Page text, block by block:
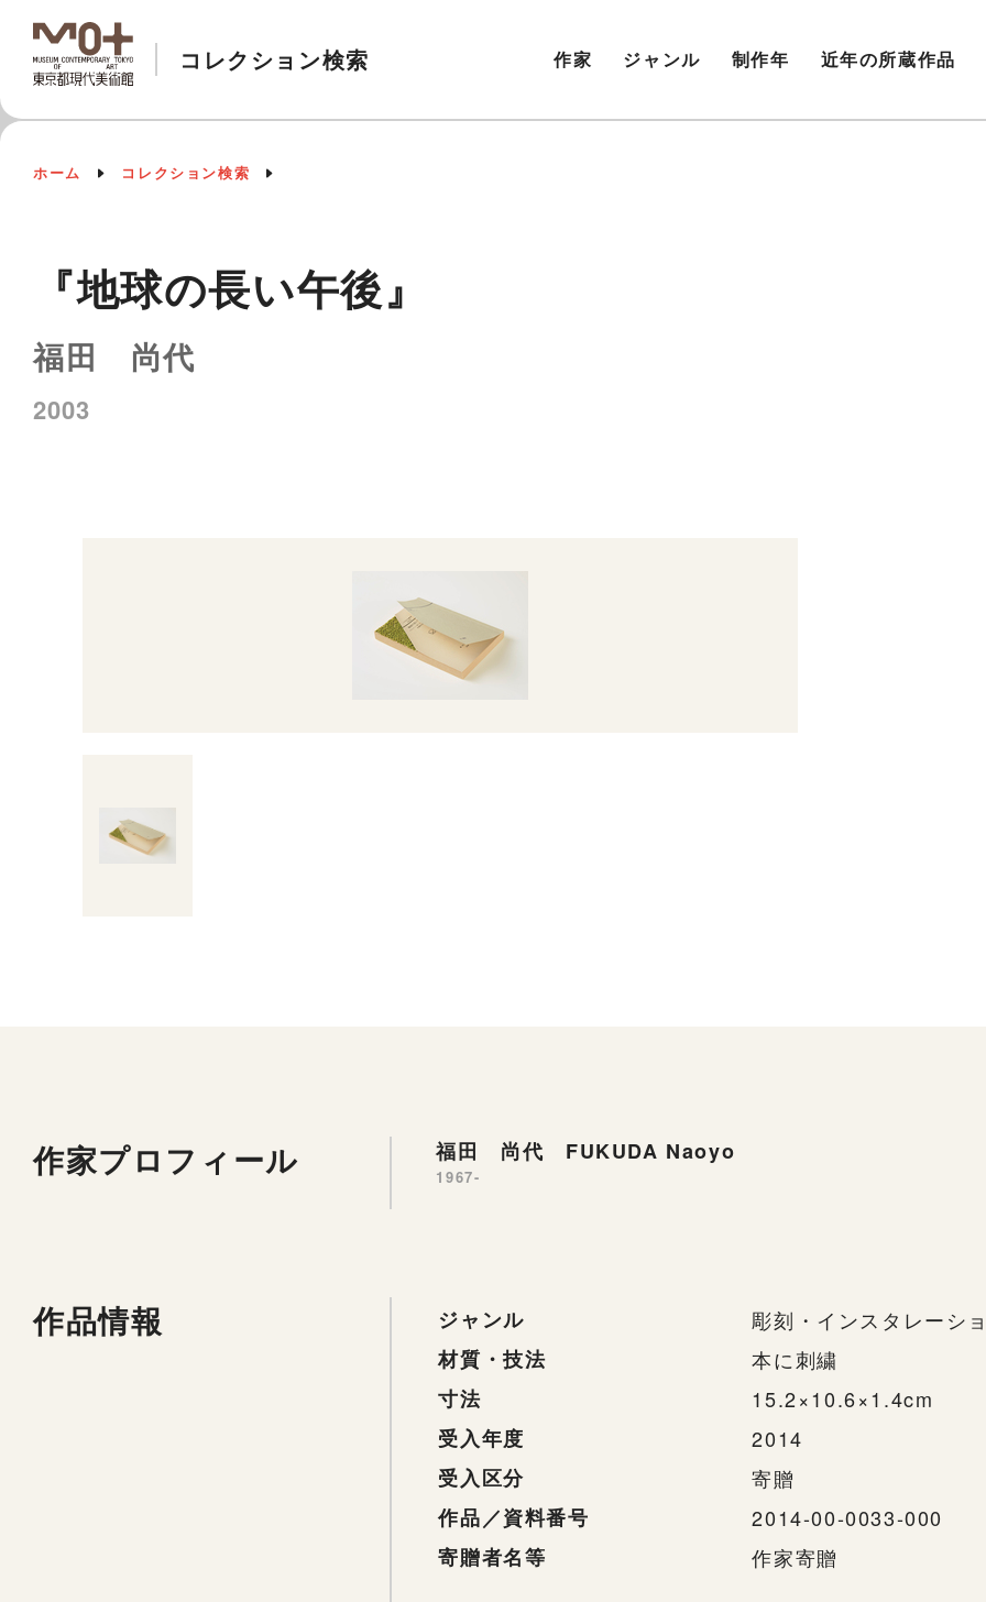
コレクション検索 作家 ジャンル 制作年 近年の所蔵作品
ホーム コレクション検索
『地球の長い午後』
福田 尚代
2003
作家プロフィール 福田 尚代 FUKUDA Naoyo
1967-
作品情報 ジャンル
彫刻・インスタレーシ
材質・技法
本に刺繍
寸法
15.2×10.6×1.4cm
受入年度
2014
受入区分
寄贈
作品／資料番号
2014-00-0033-000
寄贈者名等
作家寄贈